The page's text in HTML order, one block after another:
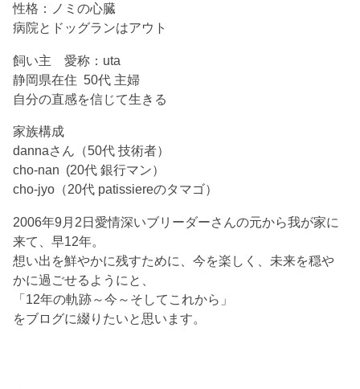
性格：ノミの心臓
病院とドッグランはアウト
飼い主 愛称：uta
静岡県在住 50代 主婦
自分の直感を信じて生きる
家族構成
dannaさん（50代 技術者）
cho-nan (20代 銀行マン）
cho-jyo（20代 patissiereのタマゴ）
2006年9月2日愛情深いブリーダーさんの元から我が家に
来て、早12年。
想い出を鮮やかに残すために、今を楽しく、未来を穏や
かに過ごせるようにと、
「12年の軌跡～今～そしてこれから」
をブログに綴りたいと思います。